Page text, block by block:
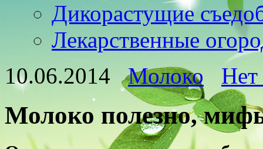
Дикорастущие
Лекарственные
10.06.2014
Молоко Нет
Молоко полезно,